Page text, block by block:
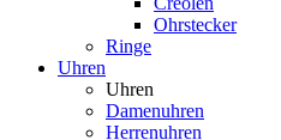
Ohrstecker
Ringe
Uhren
Uhren
Damenuhren
Herrenuhren